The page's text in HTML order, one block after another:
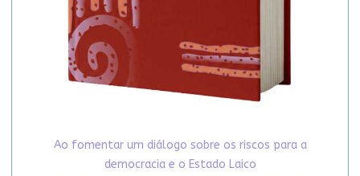
Ao fomentar um diálogo sobre os riscos para a
democracia e o Estado Laico